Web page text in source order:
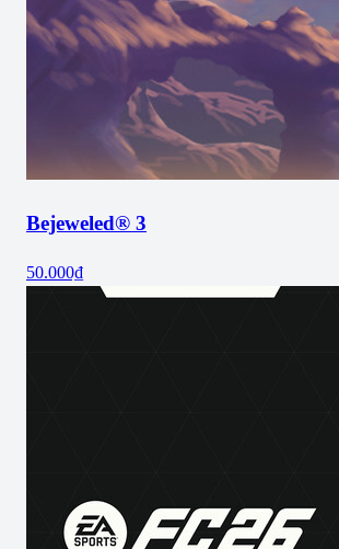
Bejeweled® 3
50.000₫